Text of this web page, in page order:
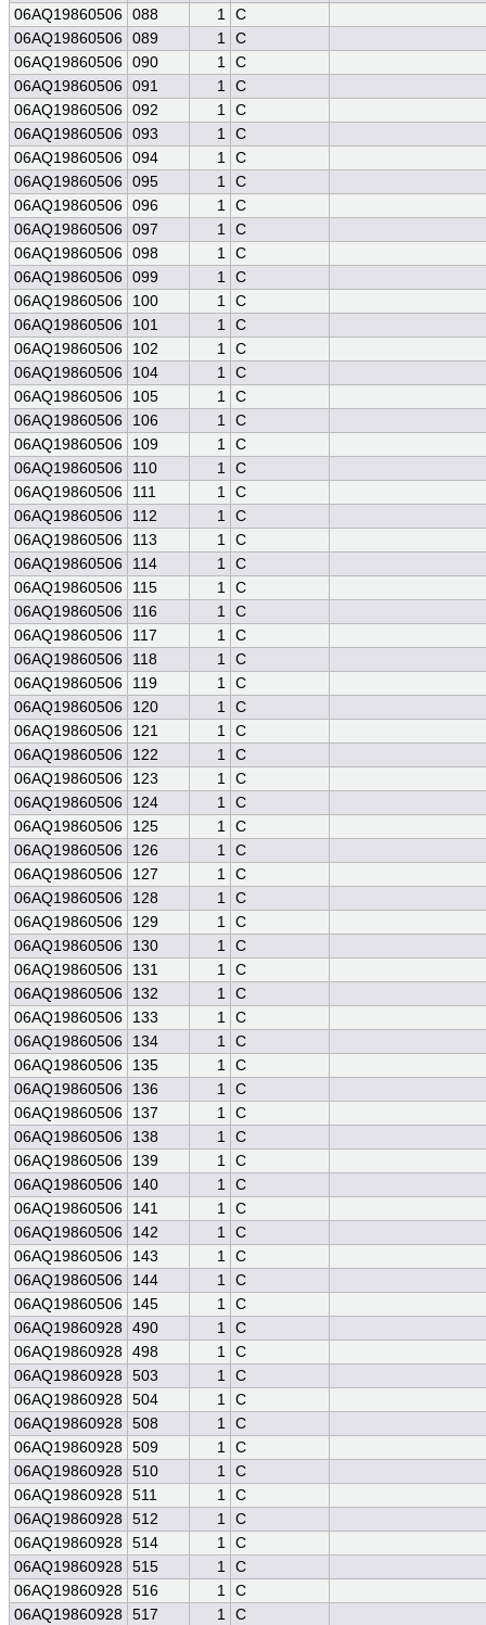
06AQ19860506 088 1 C
06AQ19860506 089 1 C
06AQ19860506 090 1 C
06AQ19860506 091 1 C
06AQ19860506 092 1 C
06AQ19860506 093 1 C
06AQ19860506 094 1 C
06AQ19860506 095 1 C
06AQ19860506 096 1 C
06AQ19860506 097 1 C
06AQ19860506 098 1 C
06AQ19860506 099 1 C
06AQ19860506
100 1 C
06AQ19860506
101 1 C
06AQ19860506
102 1 C
06AQ19860506
104 1 C
06AQ19860506
105 1 C
06AQ19860506
106 1 C
06AQ19860506
109 1 C
06AQ19860506
110 1 C
06AQ19860506
111 1 C
06AQ19860506
112 1 C
06AQ19860506
113 1 C
06AQ19860506
114 1 C
06AQ19860506
115 1 C
06AQ19860506
116 1 C
06AQ19860506
117 1 C
06AQ19860506
118 1 C
06AQ19860506
119 1 C
06AQ19860506
120 1 C
06AQ19860506
121 1 C
06AQ19860506
122 1 C
06AQ19860506
123 1 C
06AQ19860506
124 1 C
06AQ19860506
125 1 C
06AQ19860506
126 1 C
06AQ19860506
127 1 C
06AQ19860506
128 1 C
06AQ19860506
129 1 C
06AQ19860506
130 1 C
06AQ19860506
131 1 C
06AQ19860506
132 1 C
06AQ19860506
133 1 C
06AQ19860506
134 1 C
06AQ19860506
135 1 C
06AQ19860506
136 1 C
06AQ19860506
137 1 C
06AQ19860506
138 1 C
06AQ19860506
139 1 C
06AQ19860506
140 1 C
06AQ19860506
141 1 C
06AQ19860506
142 1 C
06AQ19860506
143 1 C
06AQ19860506
144 1 C
06AQ19860506
145 1 C
06AQ19860928
490 1 C
06AQ19860928 498 1 C
06AQ19860928
503 1 C
06AQ19860928 504 1 C
06AQ19860928
508 1 C
06AQ19860928 509 1 C
06AQ19860928
510 1 C
06AQ19860928 511 1 C
06AQ19860928
512 1 C
06AQ19860928 514 1 C
06AQ19860928
515 1 C
06AQ19860928 516 1 C
06AQ19860928
517 1 C